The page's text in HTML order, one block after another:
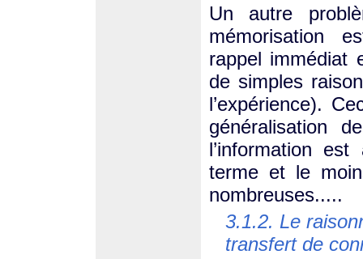
Un autre
mémorisation
rappel immédiat
de simples
l’expérience).
généralisation
l’information
terme et le
nombreuses.....
3.1.2. Le
transfert de